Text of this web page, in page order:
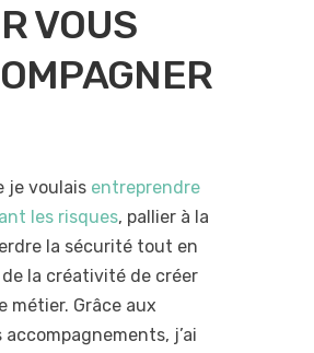
VOUS
je voulais entreprendre
les risques, pallier à la
la sécurité tout en
la créativité de créer
métier. Grâce aux
j’ai